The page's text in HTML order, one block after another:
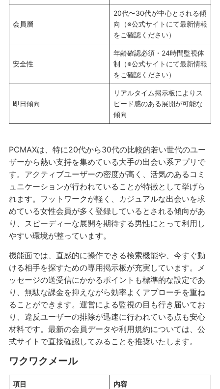
会員層
20代〜30代が中心とされる傾
向（※公式サイトにて最新情報
をご確認ください）
安全性
年齢確認必須・24時間監視体
制（※公式サイトにて最新情報
をご確認ください）
即日傾向
リアルタイム掲示板によりス
ピード感のある展開が可能な
傾向
PCMAXは、特に20代から30代の比較的若い世代のユー
ザーから熱い支持を集めている大手の出会い系アプリで
す。アクティブユーザーの密度が高く、活気のあるコミ
ュニケーションが行われていることが特徴として挙げら
れます。フットワークが軽く、カジュアルな出会いを求
めている女性会員が多く登録しているとされる傾向があ
り、スピーディーな展開を期待する男性にとって利用し
やすい環境が整っています。
機能面では、直感的に操作できる検索機能や、今すぐ動
ける相手を探すための専用掲示板が充実しています。メ
ッセージの送受信にかかるポイントも標準的な設定であ
り、無駄な課金を抑えながら効率よくアプローチを重ね
ることができます。運営による監視の目も行き届いてお
り、違反ユーザーの排除が迅速に行われている点も安心
材料です。最新の会員データや利用規約については、公
式サイトで直接確認してみることを推奨いたします。
ワクワクメール
項目 内容